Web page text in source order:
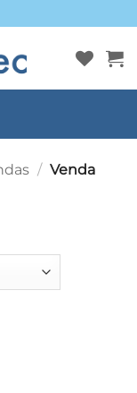
/ Venda